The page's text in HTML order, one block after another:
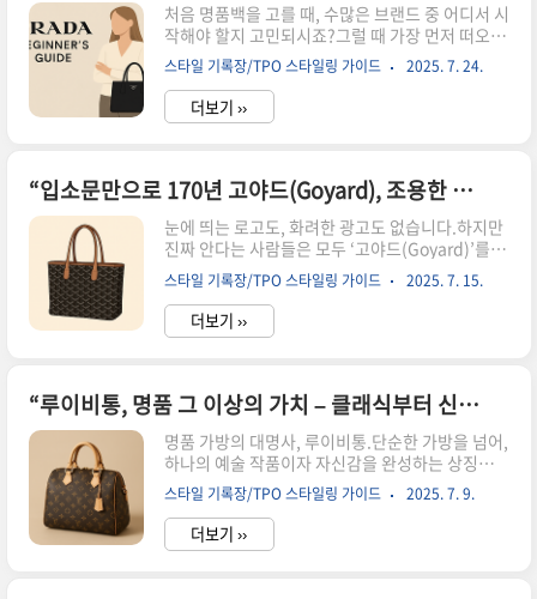
처음 명품백을 고를 때, 수많은 브랜드 중 어디서 시
작해야 할지 고민되시죠?그럴 때 가장 먼저 떠오르
는 이름 중 하나가 바로 **프라다(PRADA)**입니
다.과하지 않은 세련미, 실용성과 우아함의 절묘한
균형,그리고 시간이 지나도 질리지 않는 디자인.프
라다는 단순한 명품을 넘어 오래도록 함께할 수 있
다보면 프라다는 전통과 혁신을 모두 아우르는 밀
라노 감성의 정수죠.이번 글에서는프라다 입문자
에게 추천하는 첫 가방, 브랜드의 매력, 인기 제품,
구매 팁까지프라다에 대해 꼭 알아야 할 모든 것을
안내해드릴게요. 프라다란 어떤 브랜드일까?프라
다 입문자에게 추천하는 대표 가방 3가지프라다 가
방의 매력 포인트프라다 구매..
스타일 기록장/TPO 스타일링 가이드 2025. 7. 24.
더보기 ››
“입소문만으로 170년 고야드(Goyard), 조용한 럭셔리의 정점 – 진짜 명품을 아는 이들의 선택”
눈에 띄는 로고도, 화려한 광고도 없습니다.하지만
진짜 안다는 사람들은 모두 ‘고야드(Goyard)’를 이
야기합니다.170년 넘는 시간 동안 입소문만으로
이어져온 프랑스의 장인 브랜드, 고야드는단지 가
방이 아닌 ‘품격’과 ‘전통’을 들고 다니는 것이라 해
도 과언이 아닙니다.에르메스, 샤넬처럼 대중적으
런 브랜드입니다.이 글에서는 고야드의 역사, 디자
인 철학, 그리고 왜 ‘조용한 럭셔리’의 대명사로 불
리는지를 함께 들여다보려 합니다. 고야드 브랜드
역사고야드가 특별한 이유인기 제품 소개 (생루이,
아르투아 등)고야드를 든 셀럽들구매 팁 & 주의할
점 고야드 브랜드 역사1. 시작은 1792년, ‘Maison
Mar..
스타일 기록장/TPO 스타일링 가이드 2025. 7. 15.
더보기 ››
“루이비통, 명품 그 이상의 가치 – 클래식부터 신상까지 완벽 가이드”
명품 가방의 대명사, 루이비통.단순한 가방을 넘어,
하나의 예술 작품이자 자신감을 완성하는 상징이
죠.오랜 시간 사랑받아온 클래식 모델부터, 매 시즌
감탄을 자아내는 신상까지—루이비통은 언제나
‘소장가치’ 그 자체로 여겨집니다.이 글에서는 루이
비통 가방의 매력을 한눈에 정리해드릴게요.처음
스타일 기록장/TPO 스타일링 가이드 2025. 7. 9.
더보기 ››